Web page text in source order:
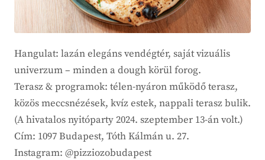
Hangulat: lazán elegáns vendégtér, saját vizuális
univerzum – minden a dough körül forog.
Terasz & programok: télen-nyáron működő terasz,
közös meccsnézések, kvíz estek, nappali terasz bulik.
(A hivatalos nyitóparty 2024. szeptember 13-án volt.)
Cím: 1097 Budapest, Tóth Kálmán u. 27.
Instagram: @pizziozobudapest